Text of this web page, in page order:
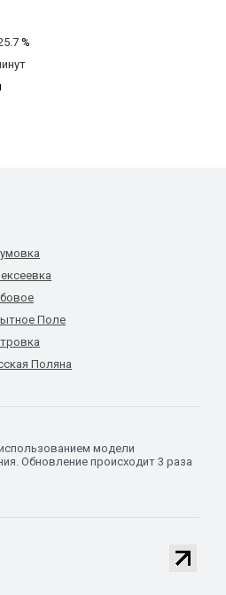
%
Поле
Поляна
модели
Обновление происходит 3 раза